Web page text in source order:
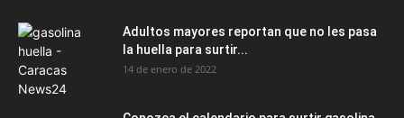
Adultos mayores reportan que no les pasa
la huella para surtir...
14 de enero de 2022